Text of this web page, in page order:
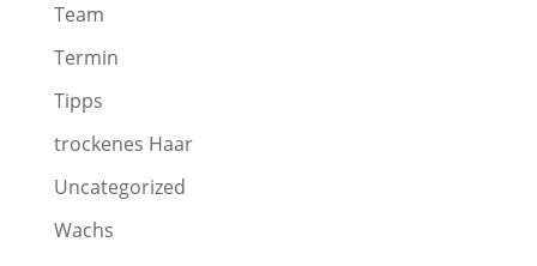
Team
Termin
Tipps
trockenes Haar
Uncategorized
Wachs